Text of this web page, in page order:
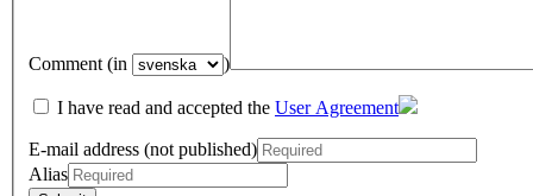
Comment (in )
I have read and accepted the User Agreement
E-mail address (not published)
Alias